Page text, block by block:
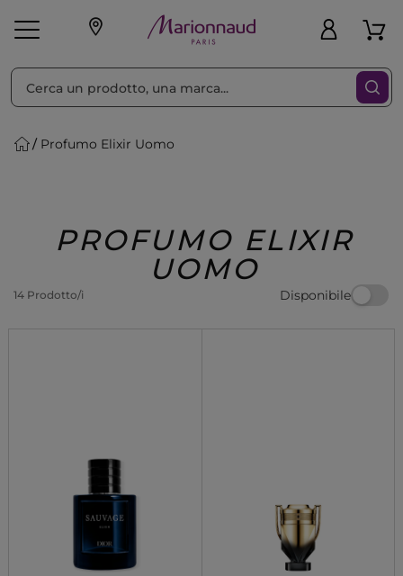
Make-up Profumi
Regalo
Profumo Elixir Uomo
PROFUMO ELIXIR
UOMO
14 Prodotto/i Disponibile
Ordina per Filtra